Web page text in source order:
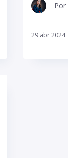
Por
29 abr 2024